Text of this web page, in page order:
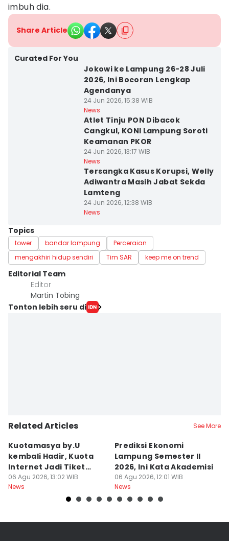
imbuh dia.
Share Article
Curated For You
Jokowi ke Lampung 26-28 Juli
2026, Ini Bocoran Lengkap
Agendanya
24 Jun 2026, 15:38 WIB
News
Atlet Tinju PON Dibacok
Cangkul, KONI Lampung Soroti
Keamanan PKOR
24 Jun 2026, 13:17 WIB
News
Tersangka Kasus Korupsi, Welly
Adiwantra Masih Jabat Sekda
Lamteng
24 Jun 2026, 12:38 WIB
News
Topics
tower bandar lampung
Perceraian
mengakhiri hidup sendiri
Tim SAR keep me on trend
Editorial Team
Editor
Martin Tobing
Tonton lebih seru di
Related Articles See More
Kuotamasya by.U
kembali Hadir, Kuota
Internet Jadi Tiket
Liburan?
06 Agu 2026, 13:02 WIB
News
Prediksi Ekonomi
Lampung Semester II
2026, Ini Kata Akademisi
06 Agu 2026, 12:01 WIB
News